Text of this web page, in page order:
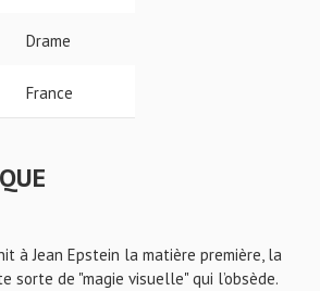
Drame
France
à Jean Epstein la matière première, la
sorte de "magie visuelle" qui l’obsède.